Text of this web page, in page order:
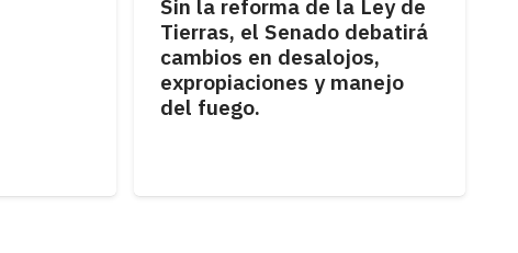
Sin la reforma de la Ley de
Tierras, el Senado debatirá
cambios en desalojos,
expropiaciones y manejo
del fuego.